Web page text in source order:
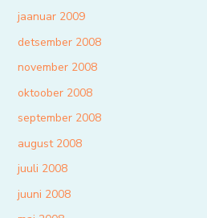
jaanuar 2009
detsember 2008
november 2008
oktoober 2008
september 2008
august 2008
juuli 2008
juuni 2008